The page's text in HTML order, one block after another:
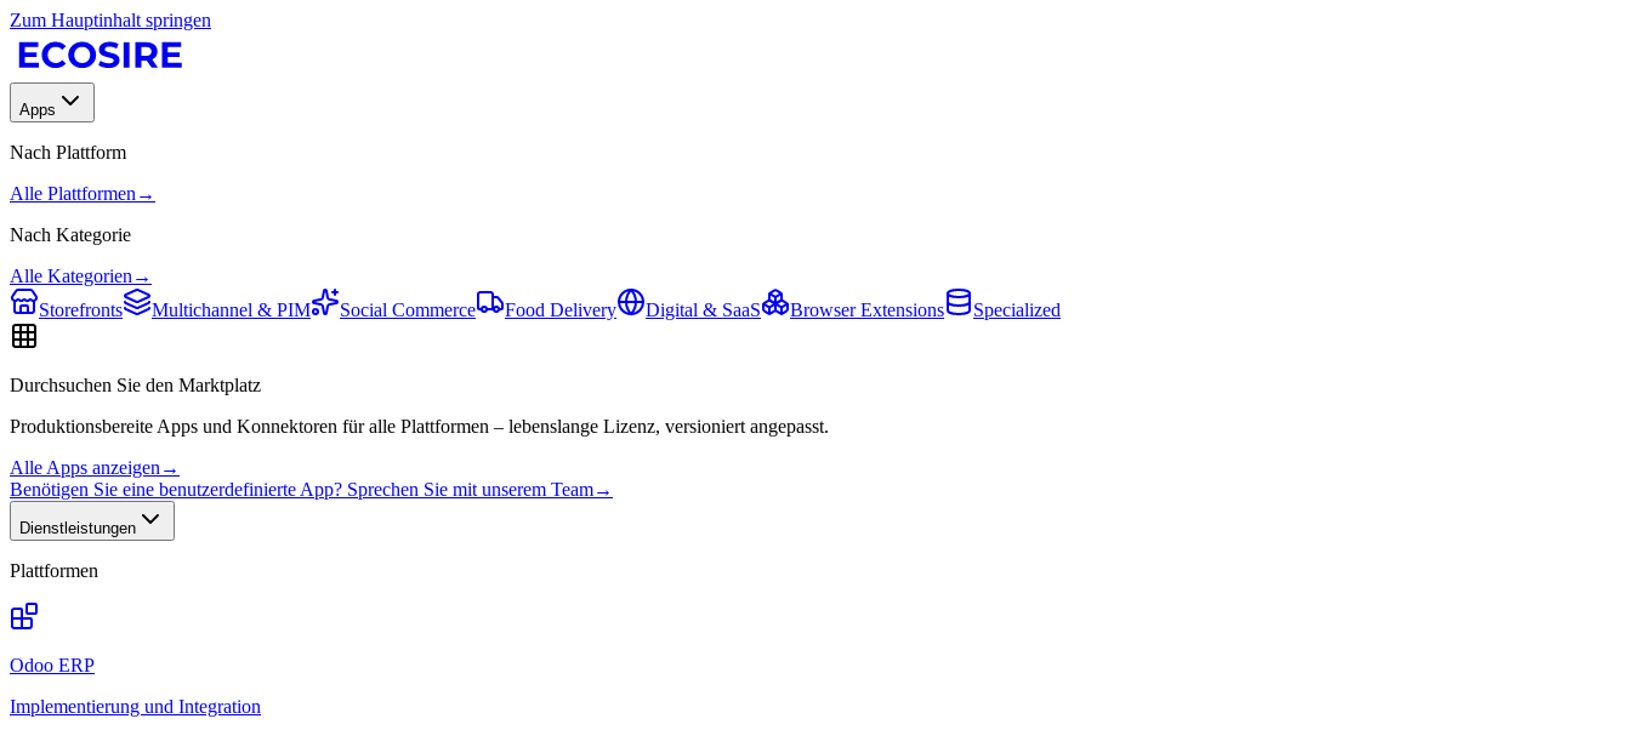
Zum Hauptinhalt springen
Apps
Nach Plattform
Alle Plattformen →
Nach Kategorie
Alle Kategorien →
Storefronts
Multichannel & PIM Social Commerce Food Delivery Digital & SaaS Browser Extensions Specialized
Durchsuchen Sie den Marktplatz
Produktionsbereite Apps und Konnektoren für alle Plattformen – lebenslange Lizenz, versioniert angepasst.
Alle Apps anzeigen →
Benötigen Sie eine benutzerdefinierte App? Sprechen Sie mit unserem Team→
Dienstleistungen
Plattformen
Odoo ERP
Implementierung und Integration